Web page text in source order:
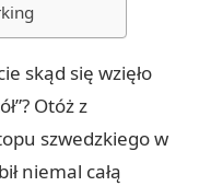
skąd się wzięło
Otóż z
szwedzkiego w
niemal całą